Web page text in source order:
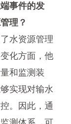
事件的发
理？
水资源管理
化方面，他
和监测装
实现对输水
。因此，通